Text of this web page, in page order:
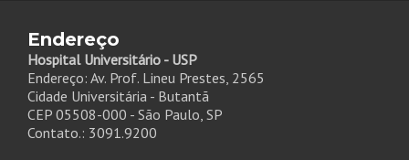
Endereço
Hospital Universitário - USP
Endereço: Av. Prof. Lineu Prestes, 2565
Cidade Universitária - Butantã
CEP 05508-000 - São Paulo, SP
Contato.: 3091.9200